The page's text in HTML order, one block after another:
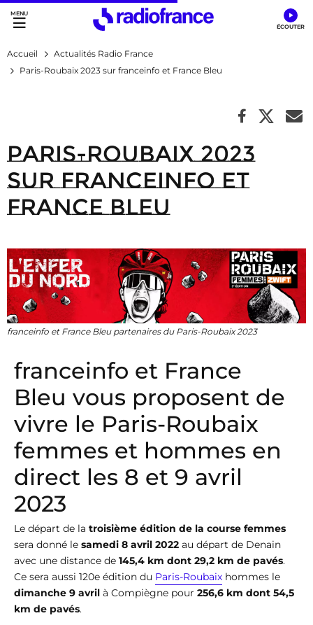
Accès direct :
Menu principal
Contenu
Accueil
Actualités Radio France
Paris-Roubaix 2023 sur franceinfo et France Bleu
Paris-Roubaix 2023
sur franceinfo et
France Bleu
franceinfo et France Bleu partenaires du Paris-Roubaix 2023
franceinfo et France
Bleu vous proposent de
vivre le Paris-Roubaix
femmes et hommes en
direct les 8 et 9 avril
2023
Le départ de la troisième édition de la course femmes
sera donné le samedi 8 avril 2022 au départ de Denain
avec une distance de 145,4 km dont 29,2 km de pavés.
Ce sera aussi 120e édition du Paris-Roubaix hommes le
dimanche 9 avril à Compiègne pour 256,6 km dont 54,5
km de pavés.